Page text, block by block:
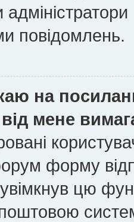
повідомлень.
на
мене
форму
увімкнув цю